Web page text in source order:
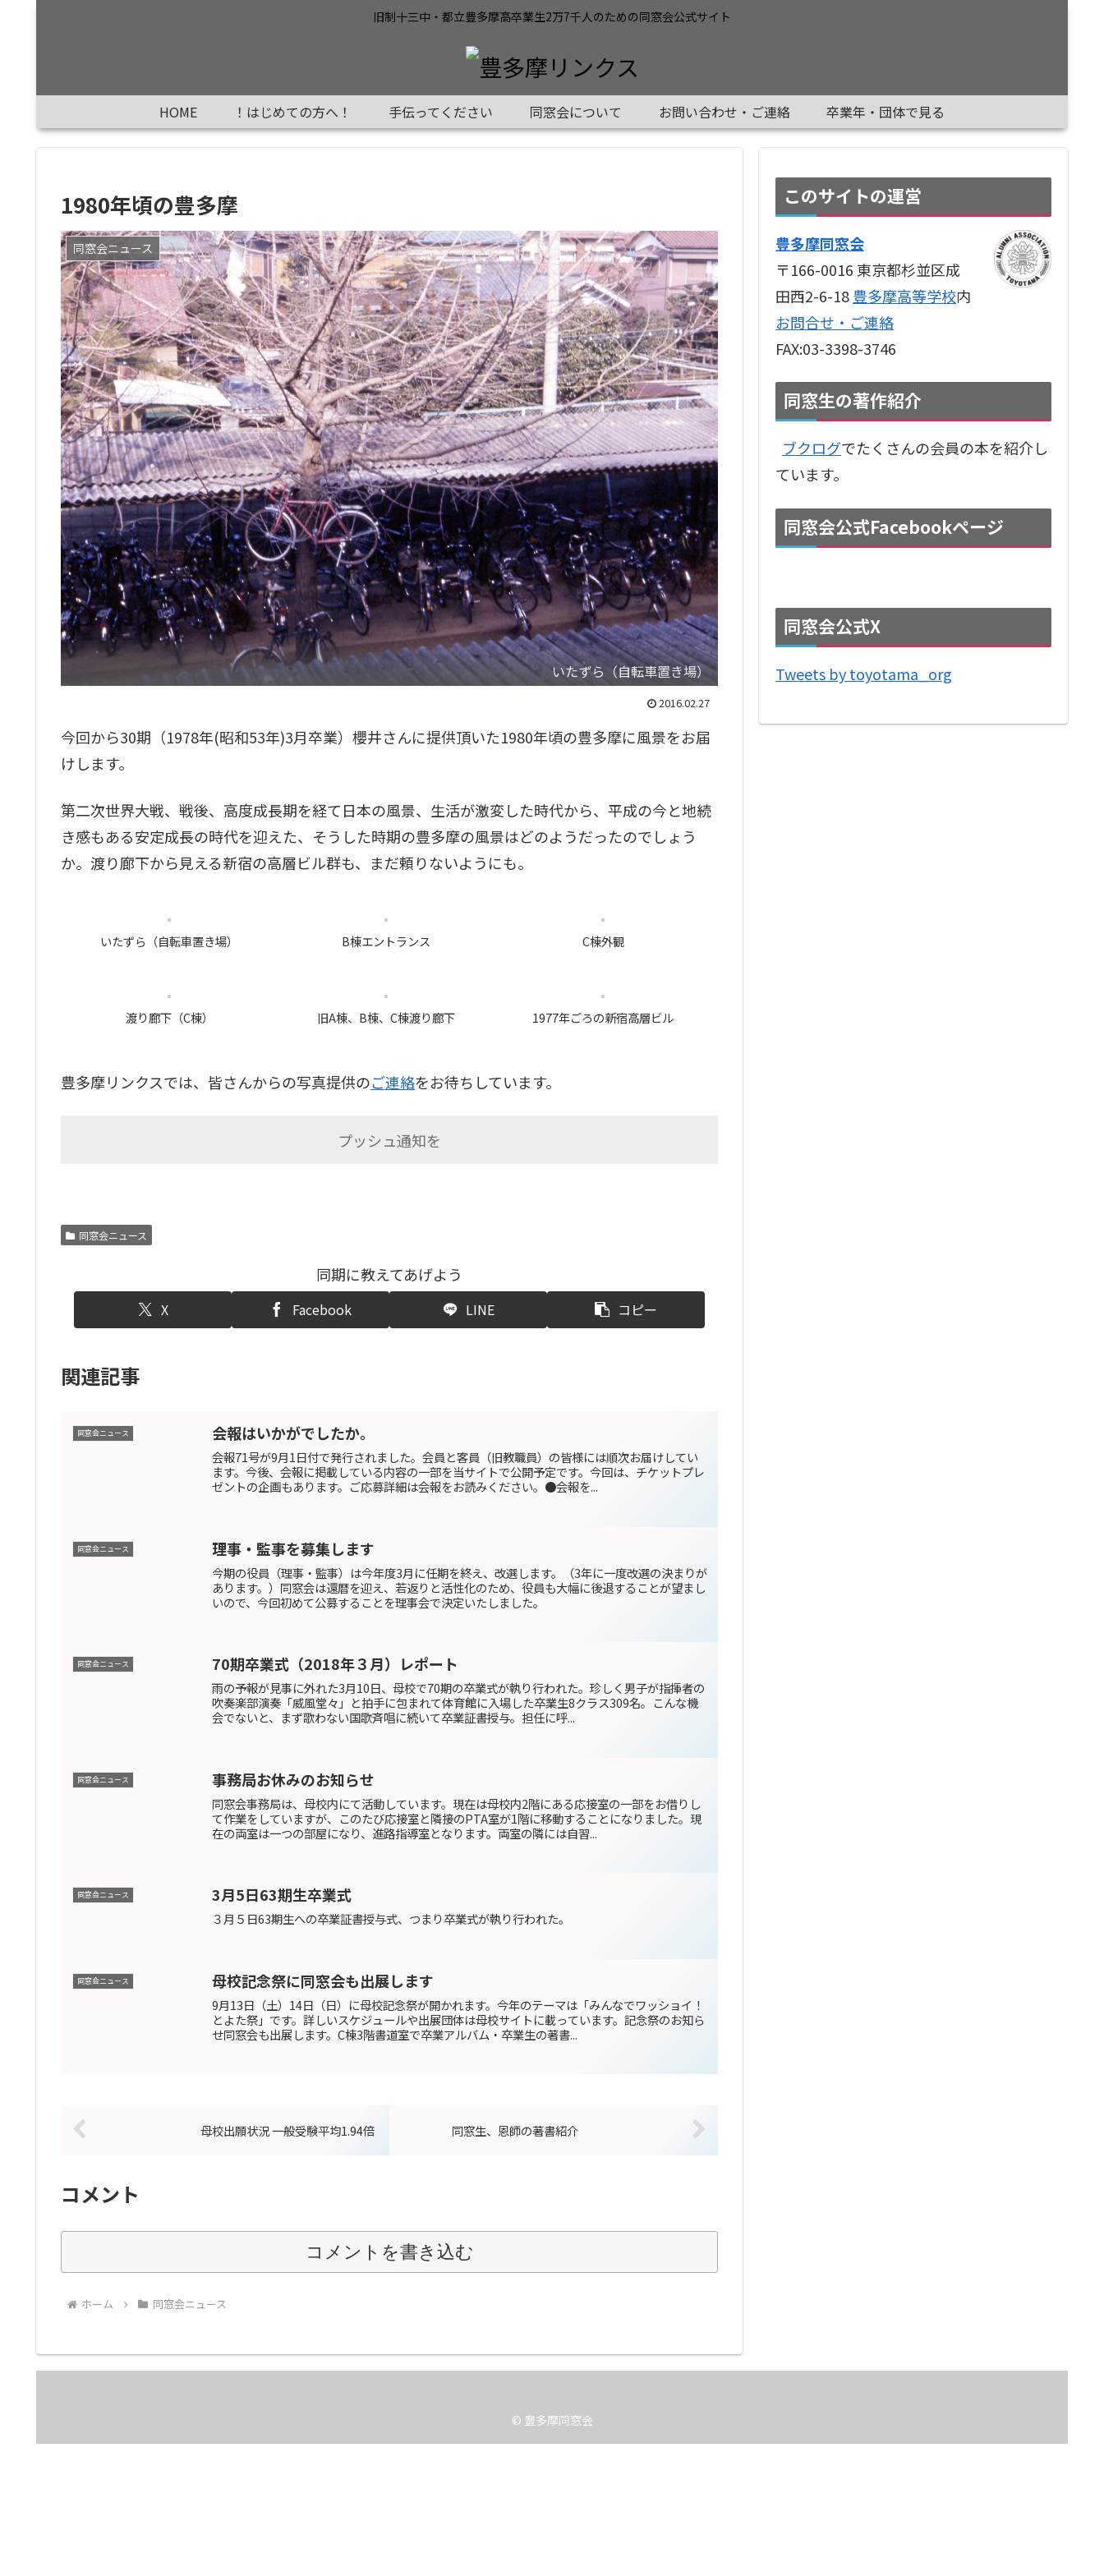
旧制十三中・都立豊多摩高卒業生2万7千人のための同窓会公式サイト
HOME ！はじめての方へ！ 手伝ってください 同窓会について お問い合わせ・ご連絡 卒業年・団体で見る
1980年頃の豊多摩
同窓会ニュース
いたずら（自転車置き場）
2016.02.27
今回から30期（1978年(昭和53年)3月卒業）櫻井さんに提供頂いた1980年頃の豊多摩に風景をお届
けします。
第二次世界大戦、戦後、高度成長期を経て日本の風景、生活が激変した時代から、平成の今と地続
き感もある安定成長の時代を迎えた、そうした時期の豊多摩の風景はどのようだったのでしょう
か。渡り廊下から見える新宿の高層ビル群も、まだ頼りないようにも。
いたずら（自転車置き場） B棟エントランス C棟外観
渡り廊下（C棟） 旧A棟、B棟、C棟渡り廊下 1977年ごろの新宿高層ビル
豊多摩リンクスでは、皆さんからの写真提供のご連絡をお待ちしています。
プッシュ通知を
同窓会ニュース
同期に教えてあげよう
X Facebook LINE コピー
関連記事
同窓会ニュース 会報はいかがでしたか。
会報71号が9月1日付で発行されました。会員と客員（旧教職員）の皆様には順次お届けしてい
ます。今後、会報に掲載している内容の一部を当サイトで公開予定です。今回は、チケットプレ
ゼントの企画もあります。ご応募詳細は会報をお読みください。●会報を...
同窓会ニュース 理事・監事を募集します
今期の役員（理事・監事）は今年度3月に任期を終え、改選します。（3年に一度改選の決まりが
あります。）同窓会は還暦を迎え、若返りと活性化のため、役員も大幅に後退することが望まし
いので、今回初めて公募することを理事会で決定いたしました。
同窓会ニュース 70期卒業式（2018年３月）レポート
雨の予報が見事に外れた3月10日、母校で70期の卒業式が執り行われた。珍しく男子が指揮者の
吹奏楽部演奏「威風堂々」と拍手に包まれて体育館に入場した卒業生8クラス309名。こんな機
会でないと、まず歌わない国歌斉唱に続いて卒業証書授与。担任に呼...
同窓会ニュース 事務局お休みのお知らせ
同窓会事務局は、母校内にて活動しています。現在は母校内2階にある応接室の一部をお借りし
て作業をしていますが、このたび応接室と隣接のPTA室が1階に移動することになりました。現
在の両室は一つの部屋になり、進路指導室となります。両室の隣には自習...
同窓会ニュース 3月5日63期生卒業式
３月５日63期生への卒業証書授与式、つまり卒業式が執り行われた。
同窓会ニュース 母校記念祭に同窓会も出展します
9月13日（土）14日（日）に母校記念祭が開かれます。今年のテーマは「みんなでワッショイ！
とよた祭」です。詳しいスケジュールや出展団体は母校サイトに載っています。記念祭のお知ら
せ同窓会も出展します。C棟3階書道室で卒業アルバム・卒業生の著書...
母校出願状況 一般受験平均1.94倍 同窓生、恩師の著書紹介
コメント
コメントを書き込む
ホーム 同窓会ニュース
このサイトの運営
豊多摩同窓会
〒166-0016 東京都杉並区成
田西2-6-18豊多摩高等学校内
お問合せ・ご連絡
FAX:03-3398-3746
同窓生の著作紹介
ブクログでたくさんの会員の本を紹介し
ています。
同窓会公式Facebookページ
同窓会公式X
Tweets by toyotama_org
© 豊多摩同窓会